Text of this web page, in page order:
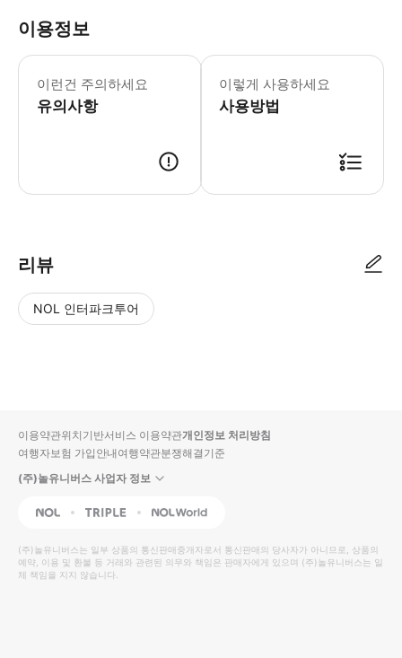
이용정보
이런건 주의하세요
유의사항
⚠️ 유의사항 1. 본 상품은 1+1 프로모
이렇게 사용하세요
사용방법
리뷰
NOL 인터파크투어
입니
다.
높
은
순
동
영
상
순
상
이용약관위치기반서비스 이용약관개인정보 처리방침
여행자보험 가입안내여행약관분쟁해결기준
(주)놀유니버스 사업자 정보
NOL Triple Interpark Global
(주)놀유니버스는 일부 상품의 통신판매중개자로서 통신판매의 당사자가 아니므로, 상품의
예약, 이용 및 환불 등 거래와 관련된 의무와 책임은 판매자에게 있으며 (주)놀유니버스는 일
체 책임을 지지 않습니다.